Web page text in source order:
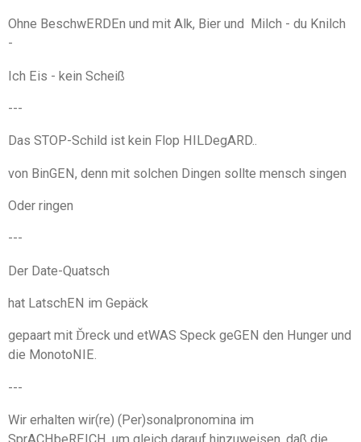
Ohne BeschwERDEn und mit Alk, Bier und Milch - du Knilch
-
Ich Eis - kein Scheiß
---
Das STOP-Schild ist kein Flop HILDegARD..
von BinGEN, denn mit solchen Dingen sollte mensch singen
Oder ringen
---
Der Date-Quatsch
hat LatschEN im Gepäck
gepaart mit Ďreck und etWAS Speck geGEN den Hunger und
die MonotoNIE.
---
Wir erhalten wir(re) (Per)sonalpronomina im